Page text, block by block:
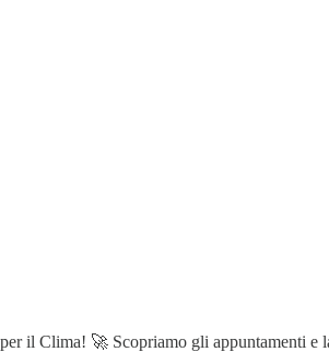
il Clima! 🚀 Scopriamo gli appuntamenti e